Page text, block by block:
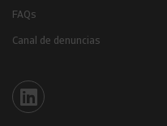
FAQs
Canal de denuncias
Iberinform en Linkedin